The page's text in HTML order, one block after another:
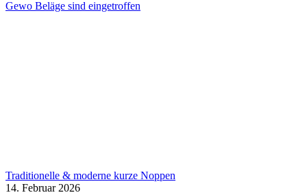
Gewo Beläge sind eingetroffen
Traditionelle & moderne kurze Noppen
14. Februar 2026